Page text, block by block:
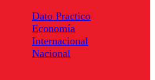
Dato Practico
Economía
Internacional
Nacional